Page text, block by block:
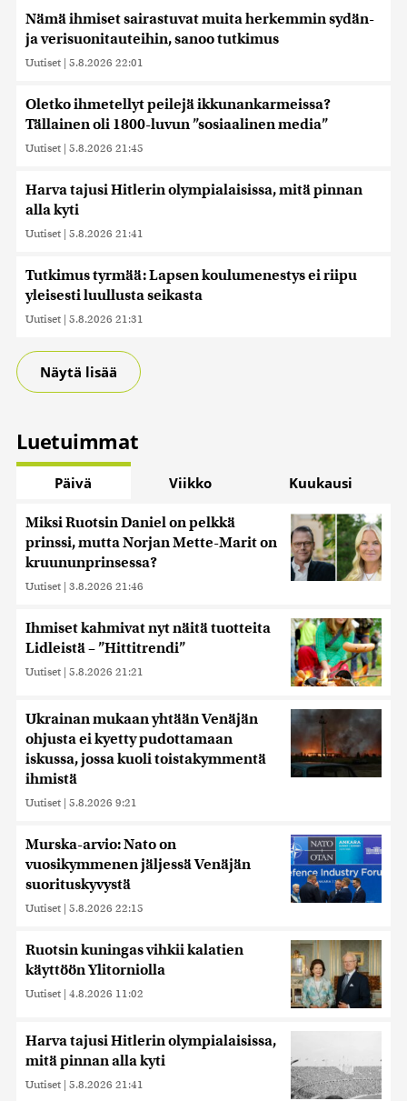
Nämä ihmiset sairastuvat muita herkemmin sydän-
ja verisuonitauteihin, sanoo tutkimus
Uutiset | 5.8.2026 22:01
Oletko ihmetellyt peilejä ikkunankarmeissa?
Tällainen oli 1800-luvun ”sosiaalinen media”
Uutiset | 5.8.2026 21:45
Harva tajusi Hitlerin olympialaisissa, mitä pinnan
alla kyti
Uutiset | 5.8.2026 21:41
Tutkimus tyrmää: Lapsen koulumenestys ei riipu
yleisesti luullusta seikasta
Uutiset | 5.8.2026 21:31
Näytä lisää
Luetuimmat
Päivä Viikko Kuukausi
Miksi Ruotsin Daniel on pelkkä
prinssi, mutta Norjan Mette-Marit on
kruununprinsessa?
Uutiset | 3.8.2026 21:46
Ihmiset kahmivat nyt näitä tuotteita
Lidleistä – ”Hittitrendi”
Uutiset | 5.8.2026 21:21
Ukrainan mukaan yhtään Venäjän
ohjusta ei kyetty pudottamaan
iskussa, jossa kuoli toistakymmentä
ihmistä
Uutiset | 5.8.2026 9:21
Murska-arvio: Nato on
vuosikymmenen jäljessä Venäjän
suorituskyvystä
Uutiset | 5.8.2026 22:15
Ruotsin kuningas vihkii kalatien
käyttöön Ylitorniolla
Uutiset | 4.8.2026 11:02
Harva tajusi Hitlerin olympialaisissa,
mitä pinnan alla kyti
Uutiset | 5.8.2026 21:41